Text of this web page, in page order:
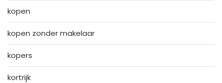
kopen
kopen zonder makelaar
kopers
kortrijk